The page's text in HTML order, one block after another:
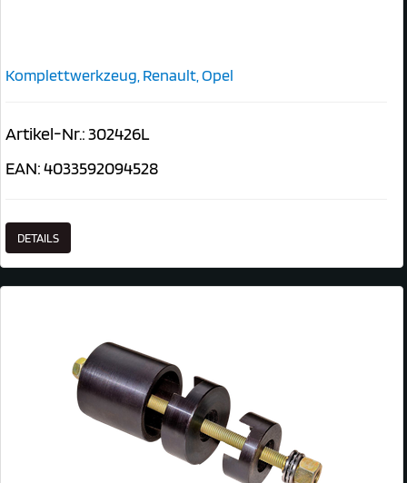
Komplettwerkzeug, Renault, Opel
Artikel-Nr.: 302426L
EAN: 4033592094528
DETAILS